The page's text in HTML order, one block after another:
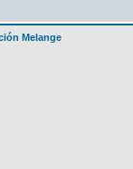
Melange